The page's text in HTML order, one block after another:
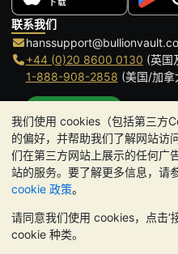
我们使用 cookies（包括第三方
的偏好，并帮助我们了解网站访
们在第三方网站上展示的任何广
站的服务。要了解更多信息，请
cookie 政策。
请同意我们使用 cookies，点击‘
cookie 种类。
联系我们
+44 (0)20 8600 0130 (英国
1-888-908-2858 (美国/加拿
办公时间:
9am to 8:30pm (英国时间),
Galmarley Ltd T/A
3 Shortlands (7th Floor)
London
W6 8DA